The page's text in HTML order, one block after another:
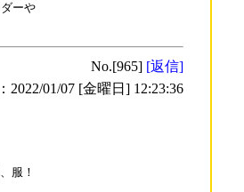
ーや
No.[965] [返信]
2022/01/07 [金曜日] 12:23:36
服！